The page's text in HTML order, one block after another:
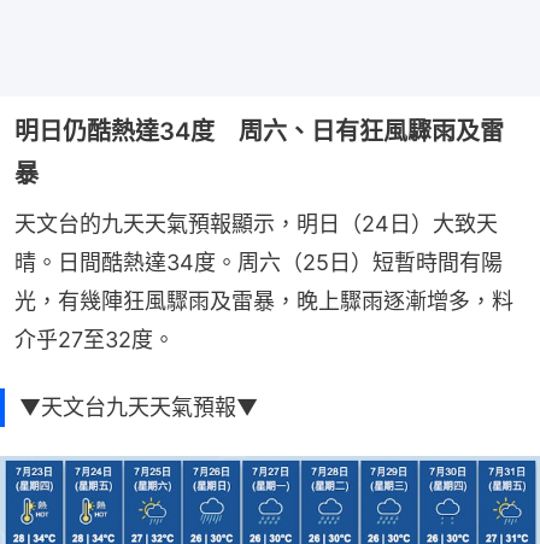
明日仍酷熱達34度 周六、日有狂風驟雨及雷
暴
天文台的九天天氣預報顯示，明日（24日）大致天
晴。日間酷熱達34度。周六（25日）短暫時間有陽
光，有幾陣狂風驟雨及雷暴，晚上驟雨逐漸增多，料
介乎27至32度。
▼天文台九天天氣預報▼